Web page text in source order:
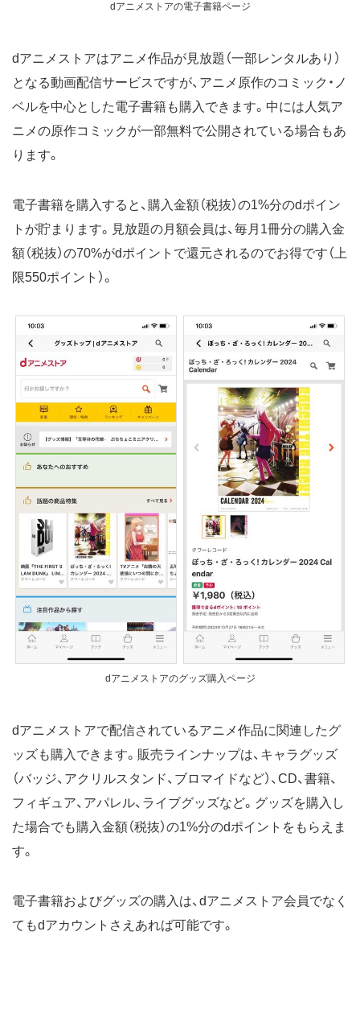
dアニメストアの電子書籍ページ
dアニメストアはアニメ作品が見放題（一部レンタルあり）
となる動画配信サービスですが、アニメ原作のコミック・ノ
ベルを中心とした電子書籍も購入できます。中には人気ア
ニメの原作コミックが一部無料で公開されている場合もあ
ります。
電子書籍を購入すると、購入金額（税抜）の1%分のdポイン
トが貯まります。見放題の月額会員は、毎月1冊分の購入金
額（税抜）の70%がdポイントで還元されるのでお得です（上
限550ポイント）。
dアニメストアのグッズ購入ページ
dアニメストアで配信されているアニメ作品に関連したグ
ッズも購入できます。販売ラインナップは、キャラグッズ
（バッジ、アクリルスタンド、ブロマイドなど）、CD、書籍、
フィギュア、アパレル、ライブグッズなど。グッズを購入し
た場合でも購入金額（税抜）の1%分のdポイントをもらえま
す。
電子書籍およびグッズの購入は、dアニメストア会員でなく
てもdアカウントさえあれば可能です。